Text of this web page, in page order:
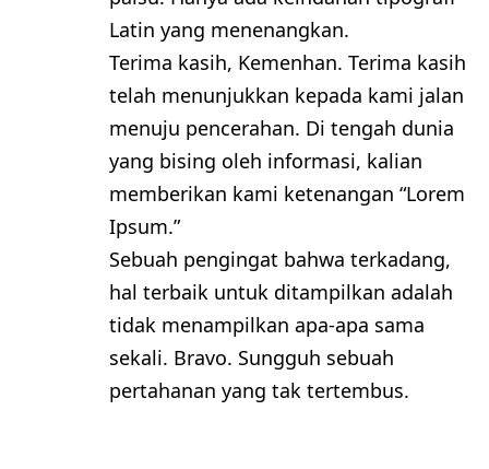
Latin yang menenangkan.
Terima kasih, Kemenhan. Terima kasih
telah menunjukkan kepada kami jalan
menuju pencerahan. Di tengah dunia
yang bising oleh informasi, kalian
memberikan kami ketenangan “Lorem
Ipsum.”
Sebuah pengingat bahwa terkadang,
hal terbaik untuk ditampilkan adalah
tidak menampilkan apa-apa sama
sekali. Bravo. Sungguh sebuah
pertahanan yang tak tertembus.